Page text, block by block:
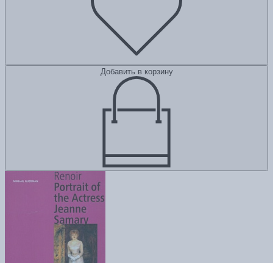
Добавить в корзину